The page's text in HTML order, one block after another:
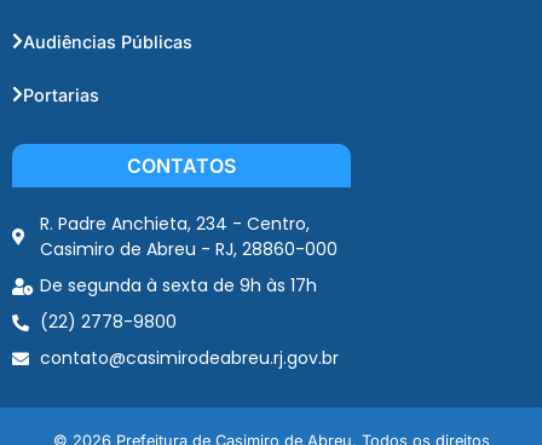
Audiências Públicas
Portarias
CONTATOS
R. Padre Anchieta, 234 - Centro,
Casimiro de Abreu - RJ, 28860-000
De segunda à sexta de 9h às 17h
(22) 2778-9800
contato@casimirodeabreu.rj.gov.br
© 2026 Prefeitura de Casimiro de Abreu. Todos os direitos